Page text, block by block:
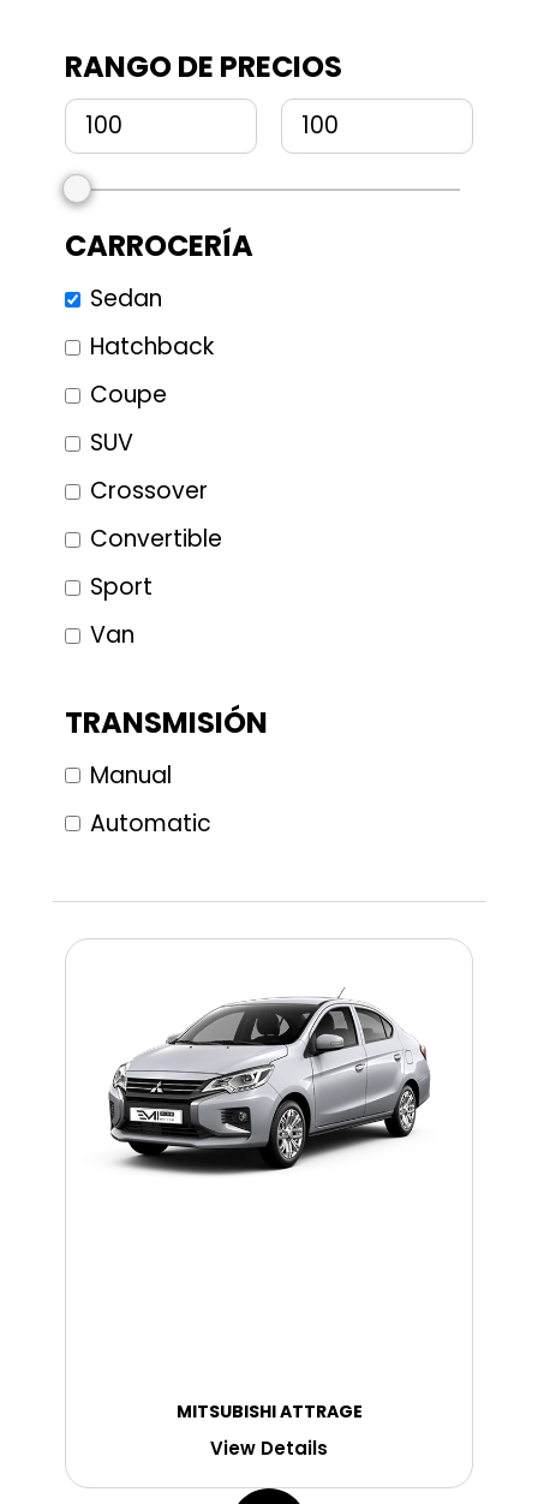
RANGO DE PRECIOS
CARROCERÍA
Sedan
Hatchback
Coupe
SUV
Crossover
Convertible
Sport
Van
TRANSMISIÓN
Manual
Automatic
MITSUBISHI ATTRAGE
View Details